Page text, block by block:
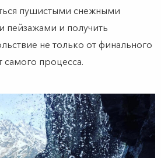
пушистыми снежными
и получить
не только от финального
процесса.